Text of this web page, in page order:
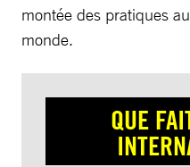
montée des pratiques
monde.
QUE